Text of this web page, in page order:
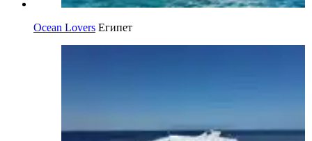
Ocean Lovers Египет